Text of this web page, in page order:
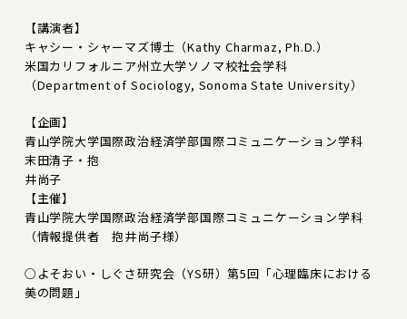
【講演者】
キャシー・シャーマズ博士（Kathy Charmaz, Ph.D.）
米国カリフォルニア州立大学ソノマ校社会学科
（Department of Sociology, Sonoma State University）
【企画】
青山学院大学国際政治経済学部国際コミュニケーション学科
末田清子・抱
井尚子
【主催】
青山学院大学国際政治経済学部国際コミュニケーション学科
（情報提供者 抱井尚子様）
○よそおい・しぐさ研究会（YS研）第5回「心理臨床における
美の問題」